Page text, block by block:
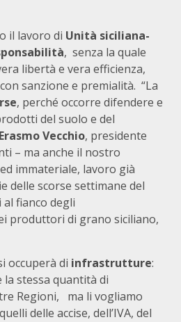
il lavoro di Unità siciliana-
, senza la quale
libertà e vera efficienza,
sanzione e premialità. “La
, perché occorre difendere e
del suolo e del
Erasmo Vecchio, presidente
– ma anche il nostro
immateriale, lavoro già
delle scorse settimane del
al fianco degli
produttori di grano siciliano,
occuperà di infrastrutture:
la stessa quantità di
Regioni, ma li vogliamo
delle accise, dell’IVA, del